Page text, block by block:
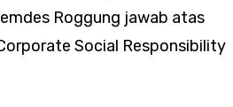
Roggung jawab atas
Social Responsibility